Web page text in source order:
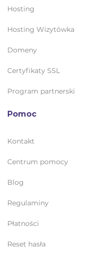
Hosting
Hosting Wizytówka
Domeny
Certyfikaty SSL
Program partnerski
Pomoc
Kontakt
Centrum pomocy
Blog
Regulaminy
Płatności
Reset hasła